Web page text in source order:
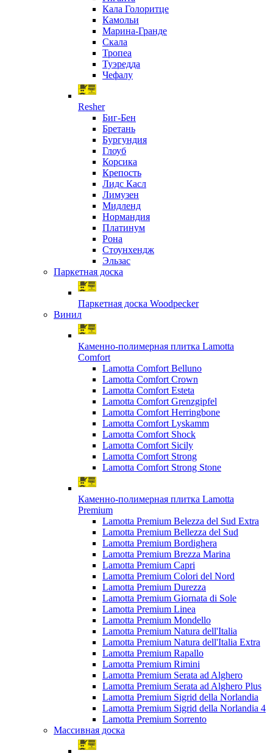
Кала Голоритце
Камольи
Марина-Гранде
Скала
Тропеа
Туэредда
Чефалу
Resher
Биг-Бен
Бретань
Бургундия
Глоуб
Корсика
Крепость
Лидс Касл
Лимузен
Мидленд
Нормандия
Платинум
Рона
Стоунхендж
Эльзас
Паркетная доска
Паркетная доска Woodpecker
Винил
Каменно-полимерная плитка Lamotta
Comfort
Lamotta Comfort Belluno
Lamotta Comfort Crown
Lamotta Comfort Esteta
Lamotta Comfort Grenzgipfel
Lamotta Comfort Herringbone
Lamotta Comfort Lyskamm
Lamotta Comfort Shock
Lamotta Comfort Sicily
Lamotta Comfort Strong
Lamotta Comfort Strong Stone
Каменно-полимерная плитка Lamotta
Premium
Lamotta Premium Belezza del Sud Extra
Lamotta Premium Bellezza del Sud
Lamotta Premium Bordighera
Lamotta Premium Brezza Marina
Lamotta Premium Capri
Lamotta Premium Colori del Nord
Lamotta Premium Durezza
Lamotta Premium Giornata di Sole
Lamotta Premium Linea
Lamotta Premium Mondello
Lamotta Premium Natura dell'Italia
Lamotta Premium Natura dell'Italia Extra
Lamotta Premium Rapallo
Lamotta Premium Rimini
Lamotta Premium Serata ad Alghero
Lamotta Premium Serata ad Alghero Plus
Lamotta Premium Sigrid della Norlandia
Lamotta Premium Sigrid della Norlandia 4
Lamotta Premium Sorrento
Массивная доска